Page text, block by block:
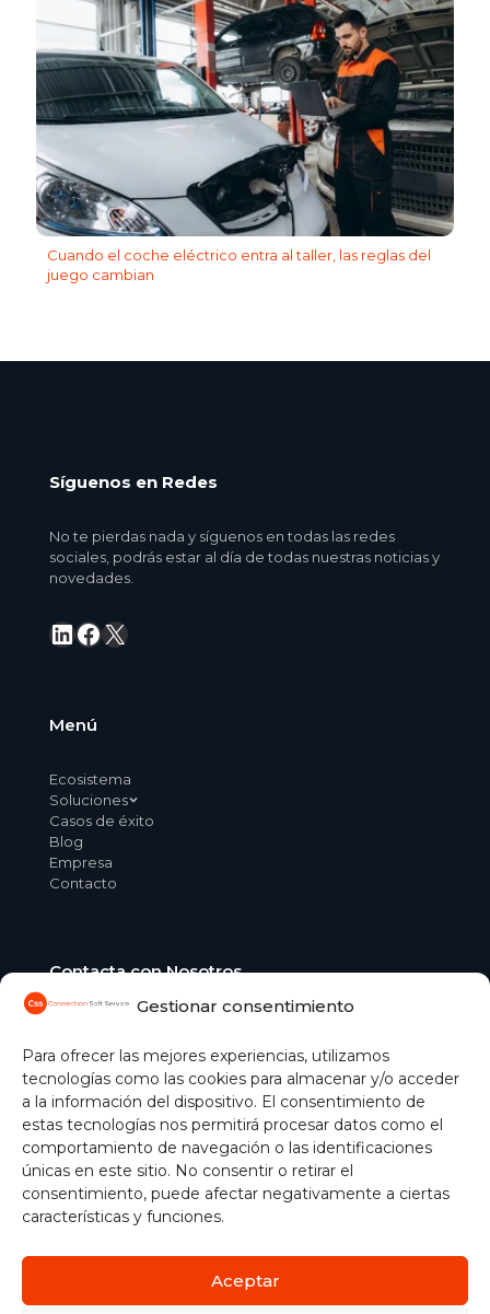
Gestionar consentimiento
Para ofrecer las mejores experiencias, utilizamos
tecnologías como las cookies para almacenar y/o acceder
a la información del dispositivo. El consentimiento de
estas tecnologías nos permitirá procesar datos como el
comportamiento de navegación o las identificaciones
únicas en este sitio. No consentir o retirar el
consentimiento, puede afectar negativamente a ciertas
características y funciones.
Aceptar
Cuando el coche eléctrico entra al taller, las reglas del
juego cambian
Síguenos en Redes
No te pierdas nada y síguenos en todas las redes
sociales, podrás estar al día de todas nuestras noticias y
novedades.
LinkedIn
Facebook
X
Menú
Ecosistema
Soluciones
Casos de éxito
Blog
Empresa
Contacto
Contacta con Nosotros
C/ Aguacate, 41 28054 Madrid
comercial@css.es
Gestionar cookies
Política de Cookies|Aviso Legal|Protección de Datos